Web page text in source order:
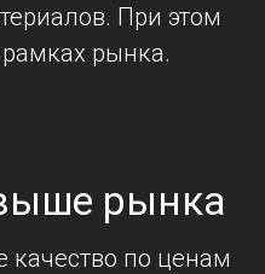
При этом
рынка.
рынка
качество по ценам